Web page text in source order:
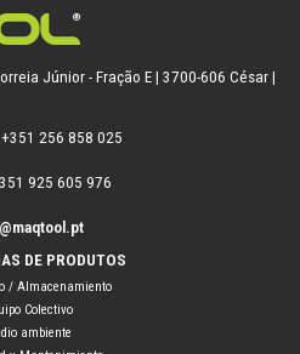
Júnior - Fração E | 3700-606 César |
256 858 025
925 605 976
DE PRODUTOS
/ Almacenamiento
Colectivo
ambiente